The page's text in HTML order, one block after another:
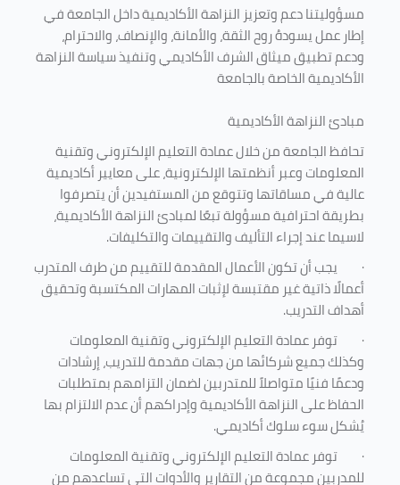
مسؤوليتنا دعم وتعزيز النزاهة الأكاديمية داخل الجامعة في
إطار عمل يسودهُ روح الثقة، والأمانة، والإنصاف، والاحترام،
ودعم تطبيق ميثاق الشرف الأكاديمي وتنفيذ سياسة النزاهة
الأكاديمية الخاصة بالجامعة
مبادئ النزاهة الأكاديمية
تحافظ الجامعة من خلال عمادة التعليم الإلكتروني وتقنية
المعلومات وعبر أنظمتها الإلكترونية، على معايير أكاديمية
عالية في مساقاتها وتتوقع من المستفيدين أن يتصرفوا
بطريقة احترافية مسؤولة تبعًا لمبادئ النزاهة الأكاديمية،
لاسيما عند إجراء التأليف والتقييمات والتكليفات.
· يجب أن تكون الأعمال المقدمة للتقييم من طرف المتدرب
أعمالًا ذاتية غير مقتبسة لإثبات المهارات المكتسبة وتحقيق
أهداف التدريب.
· توفر عمادة التعليم الإلكتروني وتقنية المعلومات
وكذلك جميع شركائها من جهات مقدمة للتدريب، إرشادات
ودعمًا فنيًا متواصلاً للمتدربين لضمان التزامهم بمتطلبات
الحفاظ على النزاهة الأكاديمية وإدراكهم أن عدم الالتزام بها
يُشكل سوء سلوك أكاديمي.
· توفر عمادة التعليم الإلكتروني وتقنية المعلومات
للمدربين مجموعة من التقارير والأدوات التي تساعدهم من